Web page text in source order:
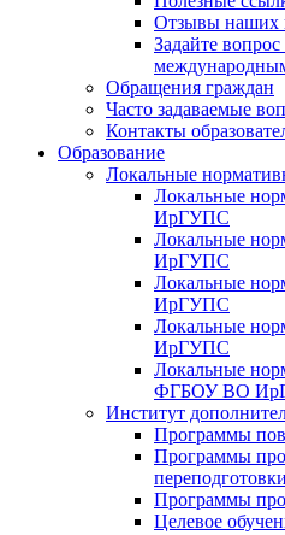
Отзывы наших
Задайте
Обращения граждан
Часто задаваемые
Контакты
Образование
Локальные
Локальные
ИрГУПС
Локальные
ИрГУПС
Локальные
ИрГУПС
Локальные
ИрГУПС
Локальные
ФГБОУ ВО
Институт
Программы
Программы
переподготовки
Программы
Целевое